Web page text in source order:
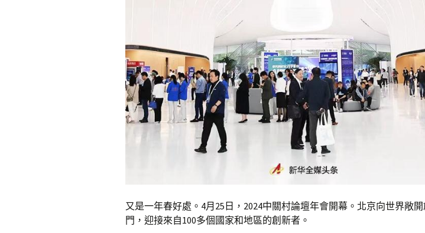
又是一年春好處。4月25日，2024中關村論壇年會開幕。北京向世界敞
門，迎接來自100多個國家和地區的創新者。